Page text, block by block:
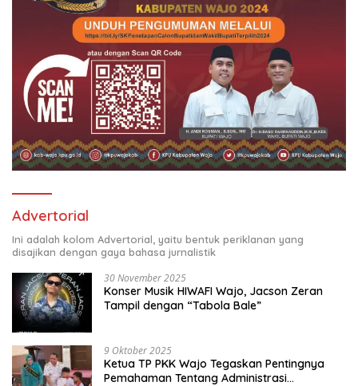
Advertorial
Ini adalah kolom Advertorial, yaitu bentuk periklanan yang
disajikan dengan gaya bahasa jurnalistik
30 November 2025
Konser Musik HIWAFI Wajo, Jacson Zeran
Tampil dengan “Tabola Bale”
9 Oktober 2025
Ketua TP PKK Wajo Tegaskan Pentingnya
Pemahaman Tentang Administrasi